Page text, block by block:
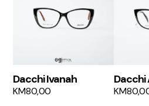
Dacchi Ivanah
KM80,00 KM